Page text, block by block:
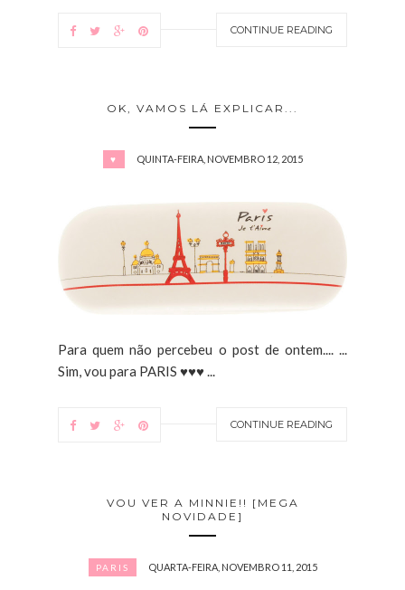
CONTINUE READING
OK, VAMOS LÁ EXPLICAR...
♥ QUINTA-FEIRA, NOVEMBRO 12, 2015
Para quem não percebeu o post de ontem.... ...
Sim, vou para PARIS ♥♥♥ ...
CONTINUE READING
VOU VER A MINNIE!! [MEGA
NOVIDADE]
PARIS QUARTA-FEIRA, NOVEMBRO 11, 2015